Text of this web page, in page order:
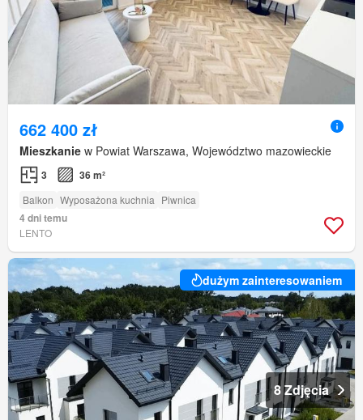
662 400 zł
Mieszkanie w Powiat Warszawa, Województwo mazowieckie
3 36 m²
Balkon Wyposażona kuchnia Piwnica
4 dni temu
LENTO
dużym zainteresowaniem
8 Zdjęcia